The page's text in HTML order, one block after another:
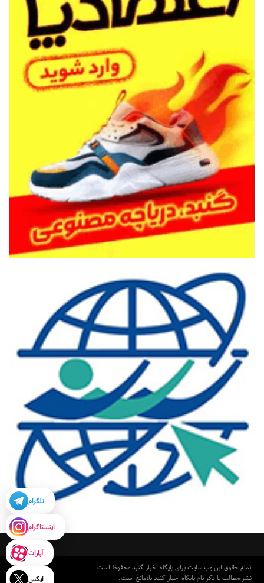
تمام حقوق این وب سایت برای پایگاه اخبار گنبد محفوظ است.
نشر مطالب با ذکر نام پایگاه اخبار گنبد بلامانع است.
تلگرام
اینستاگرام
آپارات
ایکس